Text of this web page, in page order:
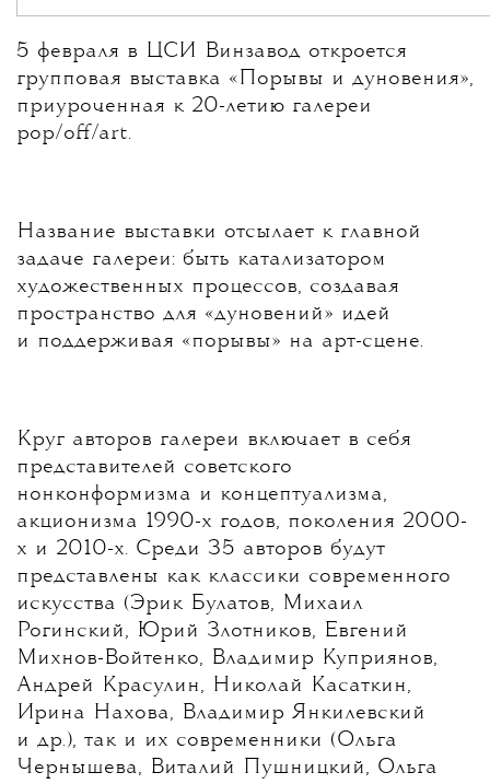
5 февраля в ЦСИ Винзавод откроется
групповая выставка «Порывы и дуновения»,
приуроченная к 20-летию галереи
pop/off/art.
Название выставки отсылает к главной
задаче галереи: быть катализатором
художественных процессов, создавая
пространство для «дуновений» идей
и поддерживая «порывы» на арт-сцене.
Круг авторов галереи включает в себя
представителей советского
нонконформизма и концептуализма,
акционизма 1990-х годов, поколения 2000-
х и 2010-х. Среди 35 авторов будут
представлены как классики современного
искусства (Эрик Булатов, Михаил
Рогинский, Юрий Злотников, Евгений
Михнов-Войтенко, Владимир Куприянов,
Андрей Красулин, Николай Касаткин,
Ирина Нахова, Владимир Янкилевский
и др.), так и их современники (Ольга
Чернышева, Виталий Пушницкий, Ольга